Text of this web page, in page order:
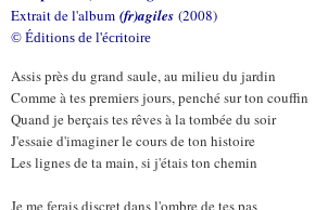
Extrait de l'album (fr)agiles (2008)
© Éditions de l'écritoire
Assis près du grand saule, au milieu du jardin
Comme à tes premiers jours, penché sur ton couffin
Quand je berçais tes rêves à la tombée du soir
J'essaie d'imaginer le cours de ton histoire
Les lignes de ta main, si j'étais ton chemin
Je me ferais discret dans l'ombre de tes pas